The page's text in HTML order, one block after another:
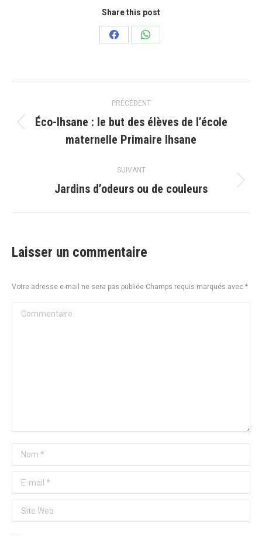
Share this post
PartagerPartager
article
PRÉCÉDENT
Article
précédent
Éco-Ihsane : le but des élèves de l’école
maternelle Primaire Ihsane
SUIVANT
Article
Jardins d’odeurs ou de couleurs
Laisser un commentaire
Votre adresse e-mail ne sera pas publiée Champs requis marqués avec *
Commentaire
Nom *
E-mail *
Site Web